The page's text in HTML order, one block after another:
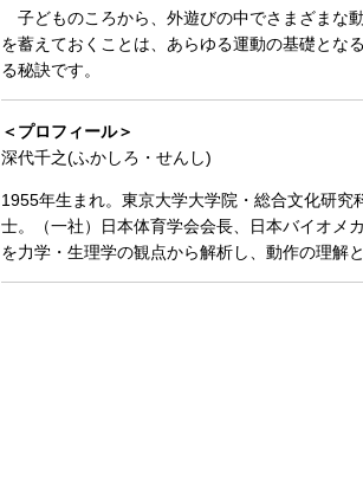
子どものころから、外遊びの中でさまざまな
を蓄えておくことは、あらゆる運動の基礎とな
る秘訣です。
＜プロフィール＞
深代千之(ふかしろ・せんし)
1955年生まれ。東京大学大学院・総合文化研
士。（一社）日本体育学会会長、日本バイオメ
を力学・生理学の観点から解析し、動作の理解